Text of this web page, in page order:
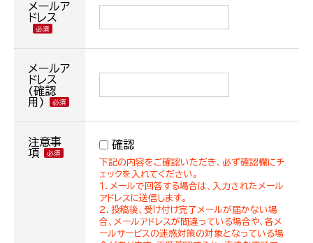
メールア
ドレス
メールア
ドレス
(確認
用)
注意事
項
確認
下記の内容をご確認いただき、必ず確認欄にチ
ェックを入れてください。
１．メールで回答する場合は、入力されたメール
アドレスに送信します。
２．投稿後、受け付け完了メールが届かない場
合、メールアドレスが間違っている場合や、各メ
ールサービスの迷惑対策の対象となっている場